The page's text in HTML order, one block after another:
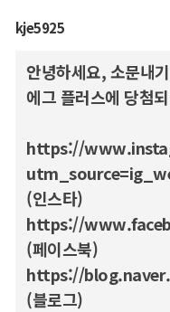
kje5925
안녕하세요, 소문내
에그 플러스에 당첨
https://
(인스타)
https://
(페이스북)
https://
(블로그)